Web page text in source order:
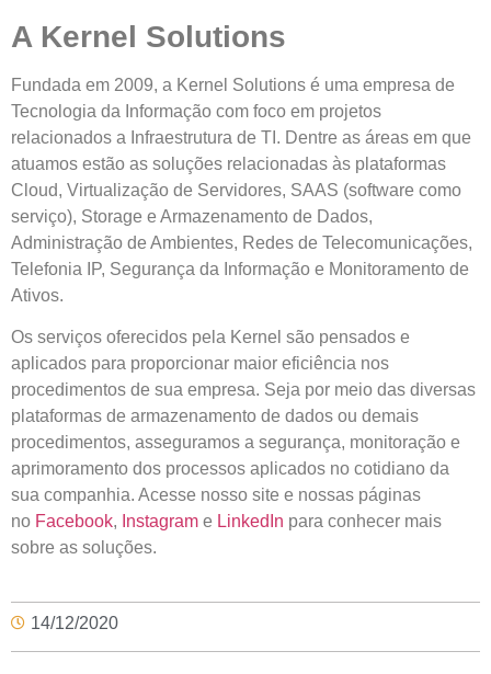
A Kernel Solutions
Fundada em 2009, a Kernel Solutions é uma empresa de
Tecnologia da Informação com foco em projetos
relacionados a Infraestrutura de TI. Dentre as áreas em que
atuamos estão as soluções relacionadas às plataformas
Cloud, Virtualização de Servidores, SAAS (software como
serviço), Storage e Armazenamento de Dados,
Administração de Ambientes, Redes de Telecomunicações,
Telefonia IP, Segurança da Informação e Monitoramento de
Ativos.
Os serviços oferecidos pela Kernel são pensados e
aplicados para proporcionar maior eficiência nos
procedimentos de sua empresa. Seja por meio das diversas
plataformas de armazenamento de dados ou demais
procedimentos, asseguramos a segurança, monitoração e
aprimoramento dos processos aplicados no cotidiano da
sua companhia. Acesse nosso site e nossas páginas
no Facebook, Instagram e LinkedIn para conhecer mais
sobre as soluções.
14/12/2020